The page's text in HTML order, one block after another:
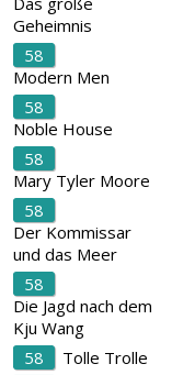
Geheimnis
58
Modern Men
58
Noble House
58
Mary Tyler Moore
58
Der Kommissar
und das Meer
58
Die Jagd nach dem
Kju Wang
58
Tolle Trolle